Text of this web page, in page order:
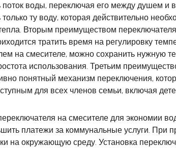
поток воды, переключая его между душем
только ту воду, которая действительно
Вторым преимуществом
тратить время на регулировку
на смесителе, можно сохранить нужную
использования. Третьим
понятный механизм переключения,
для всех членов семьи, включая
на смесителе для экономии
платежи за коммунальные услуги. При
на окружающую среду. Установка